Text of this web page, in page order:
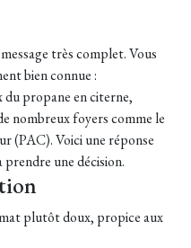
très complet. Vous
bien connue :
propane en citerne,
nombreux foyers comme le
(PAC). Voici une réponse
une décision.
plutôt doux, propice aux